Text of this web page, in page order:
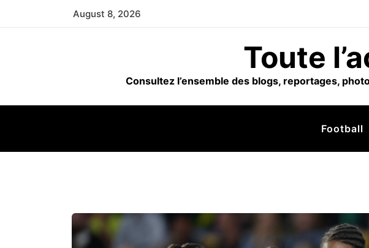
August 8, 2026
Toute
Consultez l’ensemble des blogs, reportages,
Football